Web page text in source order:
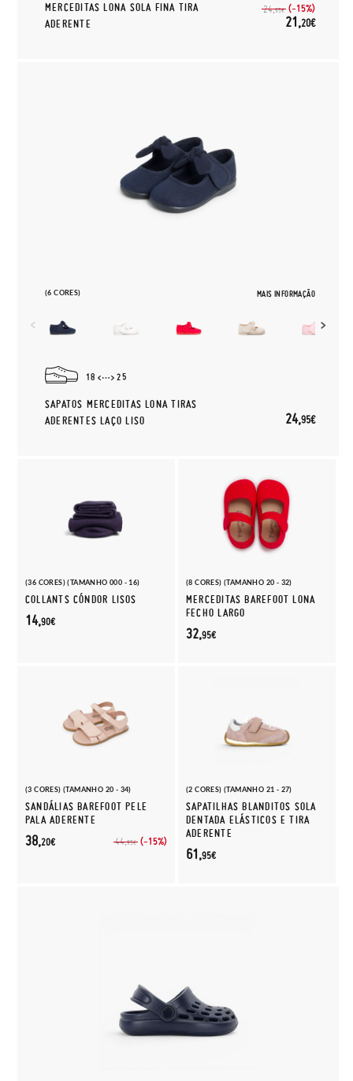
MERCEDITAS LONA SOLA FINA TIRA
ADERENTE
24,95€ (-15%)
21,20€
(6 CORES) MAIS INFORMAÇÃO
18 25
SAPATOS MERCEDITAS LONA TIRAS
ADERENTES LAÇO LISO
24,95€
(36 CORES) (TAMANHO 000 - 16)
COLLANTS CÓNDOR LISOS
14,90€
(8 CORES) (TAMANHO 20 - 32)
MERCEDITAS BAREFOOT LONA
FECHO LARGO
32,95€
(3 CORES) (TAMANHO 20 - 34)
SANDÁLIAS BAREFOOT PELE
PALA ADERENTE
44,95€ (-15%)
38,20€
(2 CORES) (TAMANHO 21 - 27)
SAPATILHAS BLANDITOS SOLA
DENTADA ELÁSTICOS E TIRA
ADERENTE
61,95€